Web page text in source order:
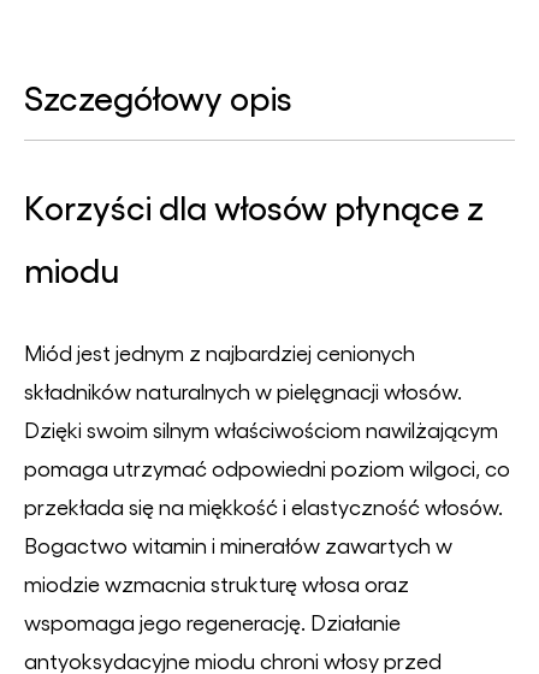
Szczegółowy opis
Korzyści dla włosów płynące z
miodu
Miód jest jednym z najbardziej cenionych
składników naturalnych w pielęgnacji włosów.
Dzięki swoim silnym właściwościom nawilżającym
pomaga utrzymać odpowiedni poziom wilgoci, co
przekłada się na miękkość i elastyczność włosów.
Bogactwo witamin i minerałów zawartych w
miodzie wzmacnia strukturę włosa oraz
wspomaga jego regenerację. Działanie
antyoksydacyjne miodu chroni włosy przed